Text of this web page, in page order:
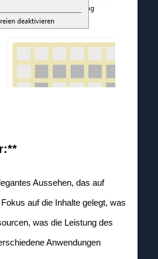
Aussehen, das auf
auf die Inhalte gelegt, was
was die Leistung des
Anwendungen